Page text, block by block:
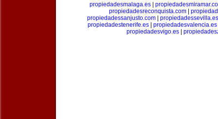
propiedadesmalaga.es|
propiedadesreconquista.com
propiedadessanjusto.com| propiedadessevilla.es
propiedadestenerife.es| propiedadesvalencia.es
propiedadesvigo.es|